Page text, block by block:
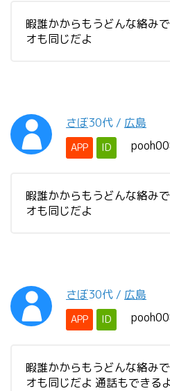
暇誰かからもうどんな絡み
オも同じだよ
さぼ30代 / 広島
APP ID
暇誰かからもうどんな絡み
オも同じだよ
さぼ30代 / 広島
APP ID
暇誰かからもうどんな絡み
オも同じだよ 通話もできる